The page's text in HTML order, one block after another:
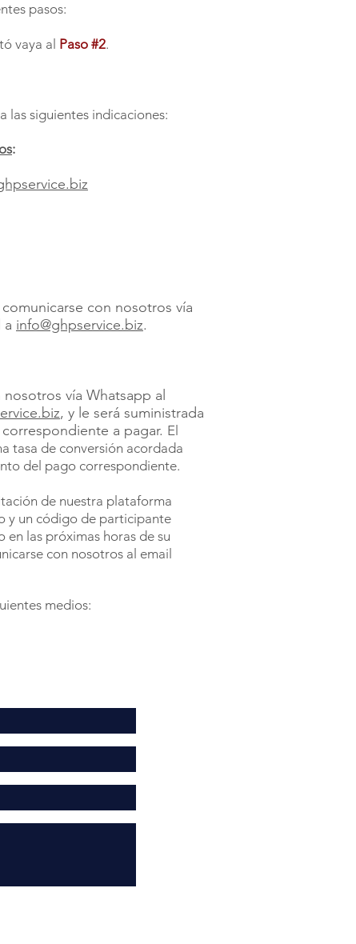
pasos:
vaya al Paso #2.
las siguientes indicaciones:
:
con nosotros vía
a info@ghpservice.biz.
vía Whatsapp al
, y le será suministrada
a pagar. El
tasa de conversión acordada
del pago correspondiente.
de nuestra plataforma
y un código de participante
las próximas horas de su
con nosotros al email
medios: